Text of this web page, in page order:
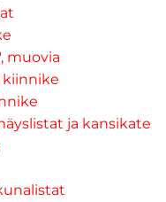
muovia
ja kansikate